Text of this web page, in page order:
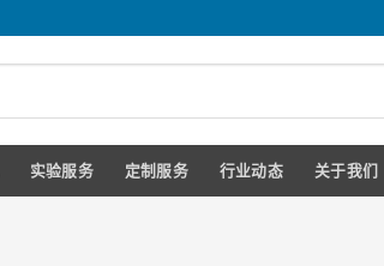
实验服务 定制服务 行业动态 关于我们